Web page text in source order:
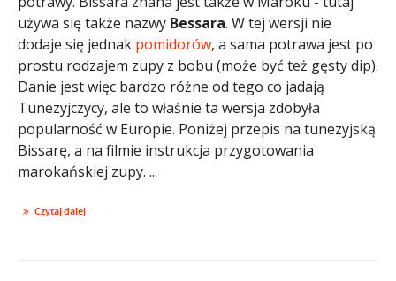
używa się także nazwy Bessara. W tej wersji nie
dodaje się jednak pomidorów, a sama potrawa jest po
prostu rodzajem zupy z bobu (może być też gęsty dip).
Danie jest więc bardzo różne od tego co jadają
Tunezyjczycy, ale to właśnie ta wersja zdobyła
popularność w Europie. Poniżej przepis na tunezyjską
Bissarę, a na filmie instrukcja przygotowania
marokańskiej zupy. ...
Czytaj dalej